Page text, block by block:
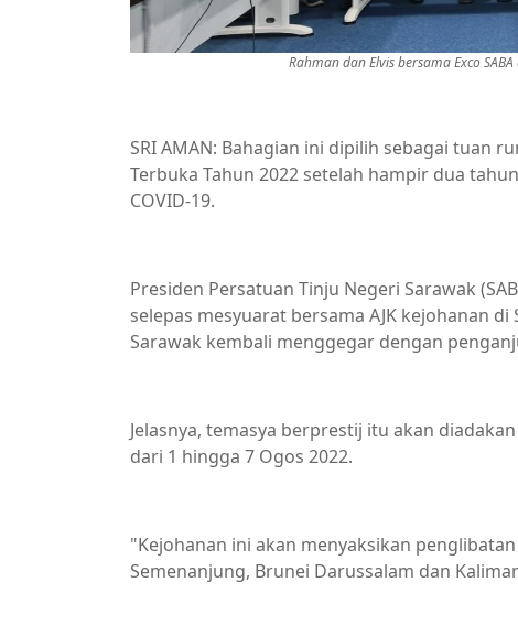
Rahman dan Elvis bersama Exco
SRI AMAN: Bahagian ini dipilih sebagai tuan
Terbuka Tahun 2022 setelah hampir dua
COVID-19.
Presiden Persatuan Tinju Negeri Sarawak
selepas mesyuarat bersama AJK kejohanan
Sarawak kembali menggegar dengan
Jelasnya, temasya berprestij itu akan
dari 1 hingga 7 Ogos 2022.
"Kejohanan ini akan menyaksikan
Semenanjung, Brunei Darussalam dan